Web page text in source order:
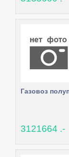
Газовоз
3121664 .-